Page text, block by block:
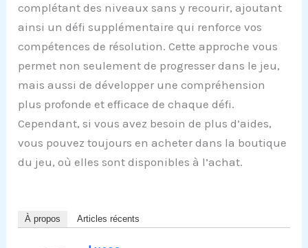
complétant des niveaux sans y recourir, ajoutant
ainsi un défi supplémentaire qui renforce vos
compétences de résolution. Cette approche vous
permet non seulement de progresser dans le jeu,
mais aussi de développer une compréhension
plus profonde et efficace de chaque défi.
Cependant, si vous avez besoin de plus d’aides,
vous pouvez toujours en acheter dans la boutique
du jeu, où elles sont disponibles à l’achat.
À propos Articles récents